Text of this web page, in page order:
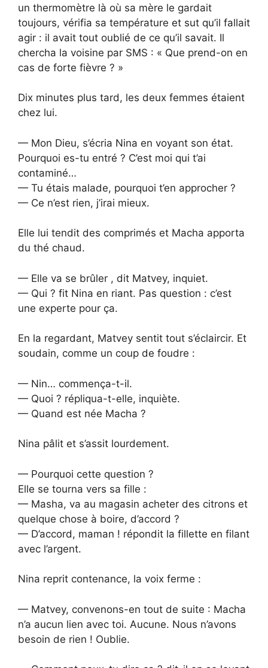
un thermomètre là où sa mère le gardait
toujours, vérifia sa température et sut qu’il fallait
agir : il avait tout oublié de ce qu’il savait. Il
chercha la voisine par SMS : « Que prend-on en
cas de forte fièvre ? »
Dix minutes plus tard, les deux femmes étaient
chez lui.
— Mon Dieu, s’écria Nina en voyant son état.
Pourquoi es-tu entré ? C’est moi qui t’ai
contaminé…
— Tu étais malade, pourquoi t’en approcher ?
— Ce n’est rien, j’irai mieux.
Elle lui tendit des comprimés et Macha apporta
du thé chaud.
— Elle va se brûler , dit Matvey, inquiet.
— Qui ? fit Nina en riant. Pas question : c’est
une experte pour ça.
En la regardant, Matvey sentit tout s’éclaircir. Et
soudain, comme un coup de foudre :
— Nin… commença-t-il.
— Quoi ? répliqua-t-elle, inquiète.
— Quand est née Macha ?
Nina pâlit et s’assit lourdement.
— Pourquoi cette question ?
Elle se tourna vers sa fille :
— Masha, va au magasin acheter des citrons et
quelque chose à boire, d’accord ?
— D’accord, maman ! répondit la fillette en filant
avec l’argent.
Nina reprit contenance, la voix ferme :
— Matvey, convenons-en tout de suite : Macha
n’a aucun lien avec toi. Aucune. Nous n’avons
besoin de rien ! Oublie.